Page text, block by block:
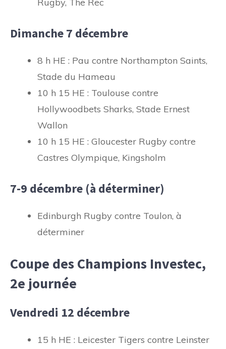
Dimanche 7 décembre
8 h HE : Pau contre Northampton Saints,
Stade du Hameau
10 h 15 HE : Toulouse contre
Hollywoodbets Sharks, Stade Ernest
Wallon
10 h 15 HE : Gloucester Rugby contre
Castres Olympique, Kingsholm
7-9 décembre (à déterminer)
Edinburgh Rugby contre Toulon, à
déterminer
Coupe des Champions Investec,
2e journée
Vendredi 12 décembre
15 h HE : Leicester Tigers contre Leinster